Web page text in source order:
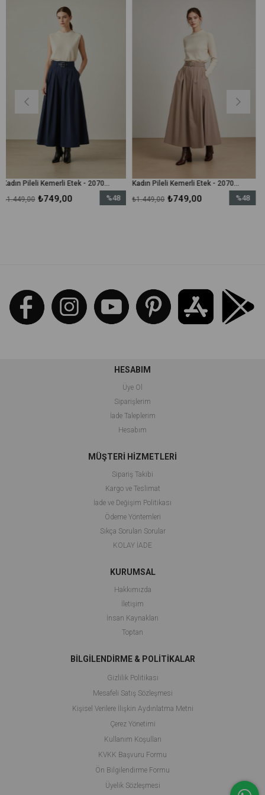
Kadın Pileli Kemerli Etek - 20702ETK - Lacivert
%48
Kadın Pileli Kemerli Etek - 20702ETK - Vizon
₺749,00
₺1.449,00
%48
₺3.599,00
HESABIM
Üye Ol
Siparişlerim
İade Taleplerim
Hesabım
MÜŞTERİ HİZMETLERİ
Sipariş Takibi
Kargo ve Teslimat
İade ve Değişim Politikası
Ödeme Yöntemleri
Sıkça Sorulan Sorular
KOLAY İADE
KURUMSAL
Hakkımızda
İletişim
İnsan Kaynakları
Toptan
BİLGİLENDİRME & POLİTİKALAR
Gizlilik Politikası
Mesafeli Satış Sözleşmesi
Kişisel Verilere İlişkin Aydınlatma Metni
Çerez Yönetimi
Kullanım Koşulları
KVKK Başvuru Formu
Ön Bilgilendirme Formu
Üyelik Sözleşmesi